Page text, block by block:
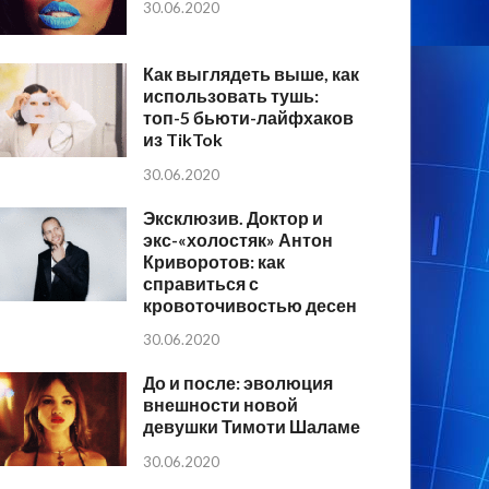
30.06.2020
Как выглядеть выше, как
использовать тушь:
топ-5 бьюти-лайфхаков
из TikTok
30.06.2020
Эксклюзив. Доктор и
экс-«холостяк» Антон
Криворотов: как
справиться с
кровоточивостью десен
30.06.2020
До и после: эволюция
внешности новой
девушки Тимоти Шаламе
30.06.2020